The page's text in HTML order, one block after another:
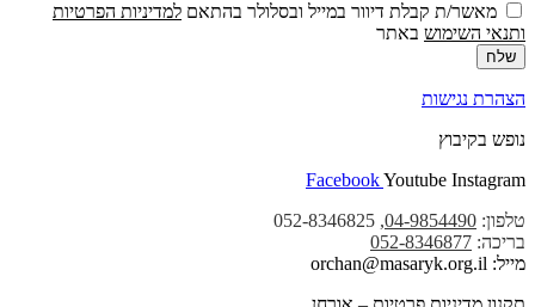
מאשר/ת קבלת דיוור במייל ובסלולר בהתאם למדיניות הפרטיות
ותנאי השימוש באתר
שלח
הצהרת נגישות
נופש בקיבוץ
FacebookYoutube Instagram
טלפון: 04-9854490
, 052-8346825
בריכה: 052-8346877
מייל: orchan@masaryk.org.il